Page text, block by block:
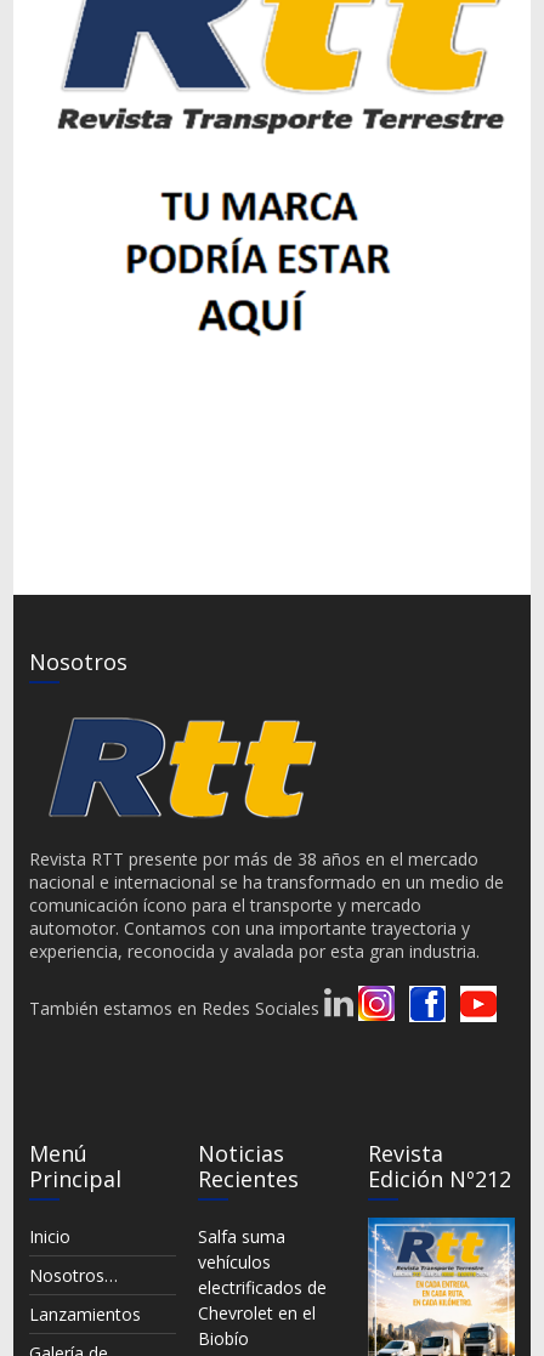
Nosotros
Revista RTT presente por más de 38 años en el mercado
nacional e internacional se ha transformado en un medio de
comunicación ícono para el transporte y mercado
automotor. Contamos con una importante trayectoria y
experiencia, reconocida y avalada por esta gran industria.
También estamos en Redes Sociales
Menú
Principal
Inicio
Nosotros…
Lanzamientos
Noticias
Recientes
Salfa suma
vehículos
electrificados de
Chevrolet en el
Biobío
Revista
Edición Nº212